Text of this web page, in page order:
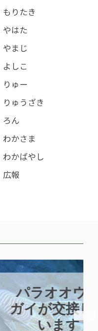
もりたき
やはた
やまじ
よしこ
りゅー
りゅうざき
ろん
わかさま
わかばやし
広報
ム
して